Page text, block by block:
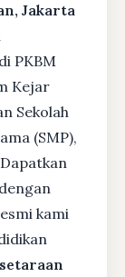
Jakarta
PKBM
Kejar
Sekolah
(SMP),
kami